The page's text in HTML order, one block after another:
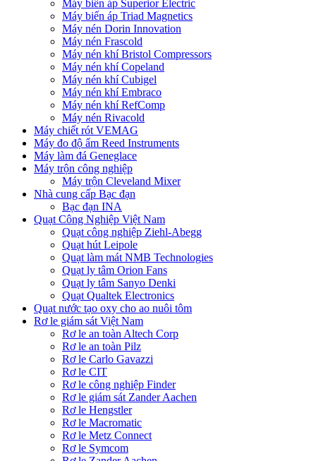
Máy biến áp Superior Electric
Máy biến áp Triad Magnetics
Máy nén Dorin Innovation
Máy nén Frascold
Máy nén khí Bristol Compressors
Máy nén khí Copeland
Máy nén khí Cubigel
Máy nén khí Embraco
Máy nén khí RefComp
Máy nén Rivacold
Máy chiết rót VEMAG
Máy đo độ ẩm Reed Instruments
Máy làm đá Geneglace
Máy trộn công nghiệp
Máy trộn Cleveland Mixer
Nhà cung cấp Bạc đạn
Bạc đạn INA
Quạt Công Nghiệp Việt Nam
Quạt công nghiệp Ziehl-Abegg
Quạt hút Leipole
Quạt làm mát NMB Technologies
Quạt ly tâm Orion Fans
Quạt ly tâm Sanyo Denki
Quạt Qualtek Electronics
Quạt nước tạo oxy cho ao nuôi tôm
Rơ le giám sát Việt Nam
Rơ le an toàn Altech Corp
Rơ le an toàn Pilz
Rơ le Carlo Gavazzi
Rơ le CIT
Rơ le công nghiệp Finder
Rơ le giám sát Zander Aachen
Rơ le Hengstler
Rơ le Macromatic
Rơ le Metz Connect
Rơ le Symcom